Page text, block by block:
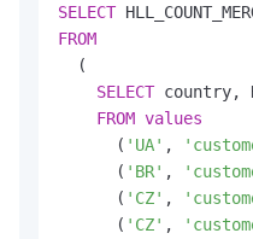
SELECT
FROM
  (
SELECT country,
FROM values
      (
'UA' ,
      (
'BR' ,
      (
'CZ' ,
      (
'CZ' ,